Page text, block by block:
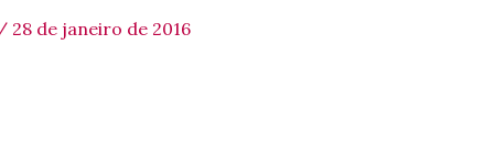
/ 28 de janeiro de 2016